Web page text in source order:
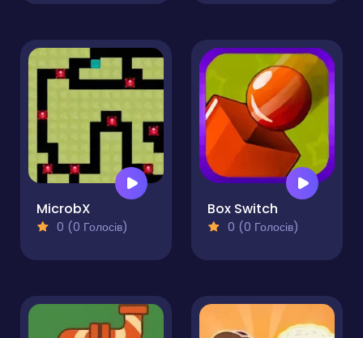
MicrobX
0 (0 Голосів)
Box Switch
0 (0 Голосів)